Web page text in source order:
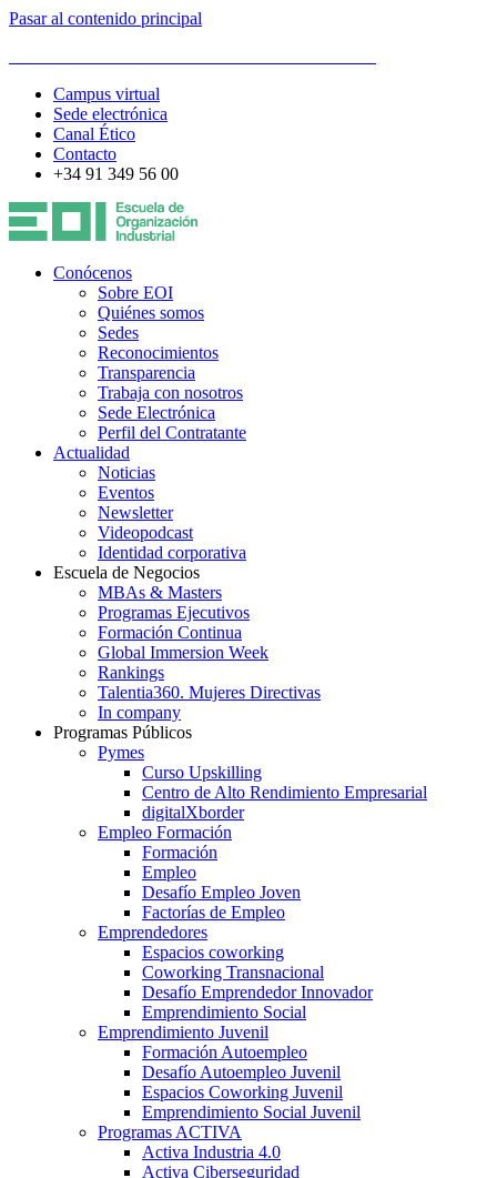
Pasar al contenido principal
Campus virtual
Sede electrónica
Canal Ético
Contacto
+34 91 349 56 00
Conócenos
Sobre EOI
Quiénes somos
Sedes
Reconocimientos
Transparencia
Trabaja con nosotros
Sede Electrónica
Perfil del Contratante
Actualidad
Noticias
Eventos
Newsletter
Videopodcast
Identidad corporativa
Escuela de Negocios
MBAs & Masters
Programas Ejecutivos
Formación Continua
Global Immersion Week
Rankings
Talentia360. Mujeres Directivas
In company
Programas Públicos
Pymes
Curso Upskilling
Centro de Alto Rendimiento Empresarial
digitalXborder
Empleo Formación
Formación
Empleo
Desafío Empleo Joven
Factorías de Empleo
Emprendedores
Espacios coworking
Coworking Transnacional
Desafío Emprendedor Innovador
Emprendimiento Social
Emprendimiento Juvenil
Formación Autoempleo
Desafío Autoempleo Juvenil
Espacios Coworking Juvenil
Emprendimiento Social Juvenil
Programas ACTIVA
Activa Industria 4.0
Activa Ciberseguridad